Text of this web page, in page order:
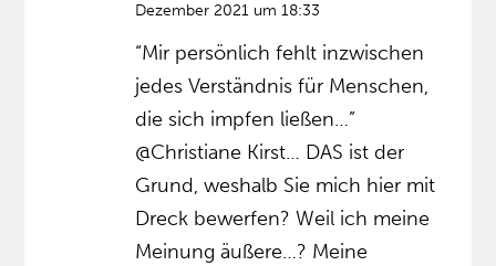
Dezember 2021 um 18:33
“Mir persönlich fehlt inzwischen
jedes Verständnis für Menschen,
die sich impfen ließen…”
@Christiane Kirst… DAS ist der
Grund, weshalb Sie mich hier mit
Dreck bewerfen? Weil ich meine
Meinung äußere…? Meine